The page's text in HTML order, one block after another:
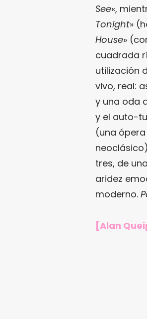
See«,
Tonight»
House»
cuadrada
utilización
vivo, real:
y una oda
y el auto-
(una
tres, de
aridez
moderno.
[Alan